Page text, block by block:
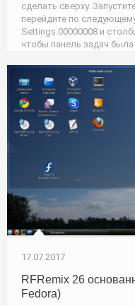
сделать сверху.
перейдите по
Settings.00000008 и
чтобы панель задач была
17.07.2017
RFRemix 26
Fedora)